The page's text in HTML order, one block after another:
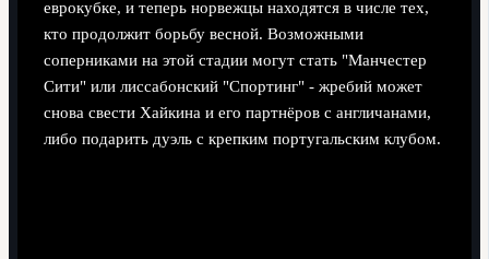
еврокубке, и теперь норвежцы находятся в числе тех,
кто продолжит борьбу весной. Возможными
соперниками на этой стадии могут стать "Манчестер
Сити" или лиссабонский "Спортинг" - жребий может
снова свести Хайкина и его партнёров с англичанами,
либо подарить дуэль с крепким португальским клубом.